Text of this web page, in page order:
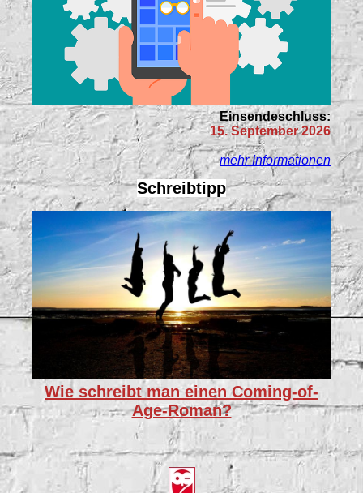
Einsendeschluss:
15. September 2026
mehr Informationen
Schreibtipp
Wie schreibt man einen Coming-of-
Age-Roman?